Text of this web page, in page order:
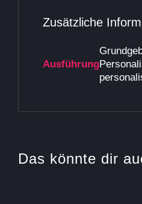
Zusätzliche
Ausführung
Das könnte dir